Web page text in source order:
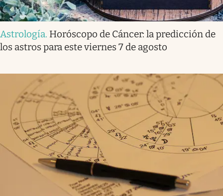
Astrología. Horóscopo de Cáncer: la predicción de
los astros para este viernes 7 de agosto